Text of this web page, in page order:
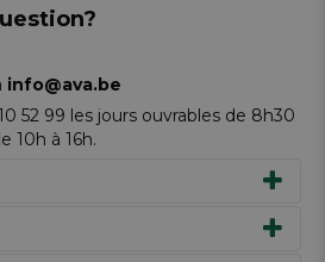
info@ava.be
52 99 les jours ouvrables de 8h30
10h à 16h.